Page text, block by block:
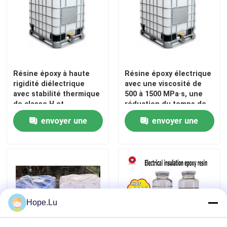
Résine époxy électrique
Résine époxy ignifuge
Injection de résine époxy
Adjuvant de salaison de résine époxyde
Résine époxy de transformateur
Résine époxy à haute
rigidité diélectrique
avec stabilité thermique
de classe H et
résistance supérieure
aux fissures pour
l'isolation électrique
envoyer une
Résine époxy électrique
avec une viscosité de
500 à 1500 MPa·s, une
réduction du temps de
gel de 40% et une
ignifugation de V0 pour
les liaisons électriques
envoyer une
Hope.Lu